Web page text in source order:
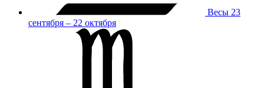
Весы 23
сентября – 22 октября